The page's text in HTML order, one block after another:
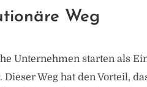
Weg
Unternehmen starten als
Dieser Weg hat den Vorteil,